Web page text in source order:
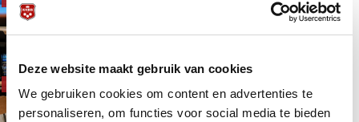
Deze website maakt gebruik van cookies
We gebruiken cookies om content en advertenties te
personaliseren, om functies voor social media te bieden
Christiani, Dave
1 jaar 11 maanden geleden